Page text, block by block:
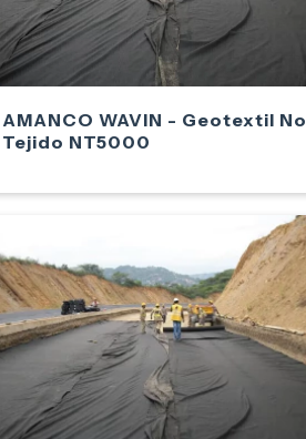
AMANCO WAVIN - Geotextil No
Tejido NT5000